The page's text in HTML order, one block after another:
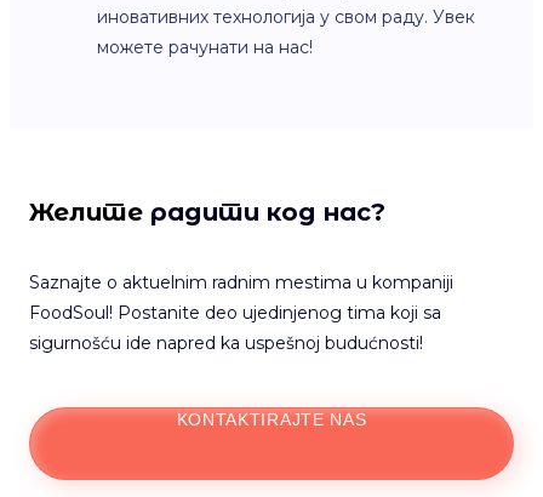
иновативних технологија у свом раду. Увек
можете рачунати на нас!
Желите радити код нас?
Saznajte o aktuelnim radnim mestima u kompaniji
FoodSoul! Postanite deo ujedinjenog tima koji sa
sigurnošću ide napred ka uspešnoj budućnosti!
KONTAKTIRAJTE NAS